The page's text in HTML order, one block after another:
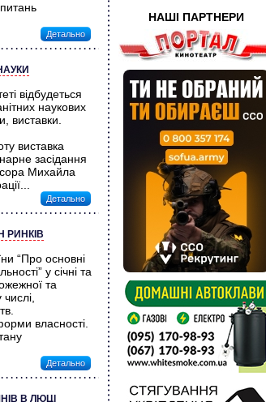
Детально
відбудеться
наукових
виставки.
виставка
засідання
Михайла
Детально
РИНКІВ
“Про основні
у січні та
та
власності.
Детально
В ЛЮЦІ
НАШI ПАРТНЕРИ